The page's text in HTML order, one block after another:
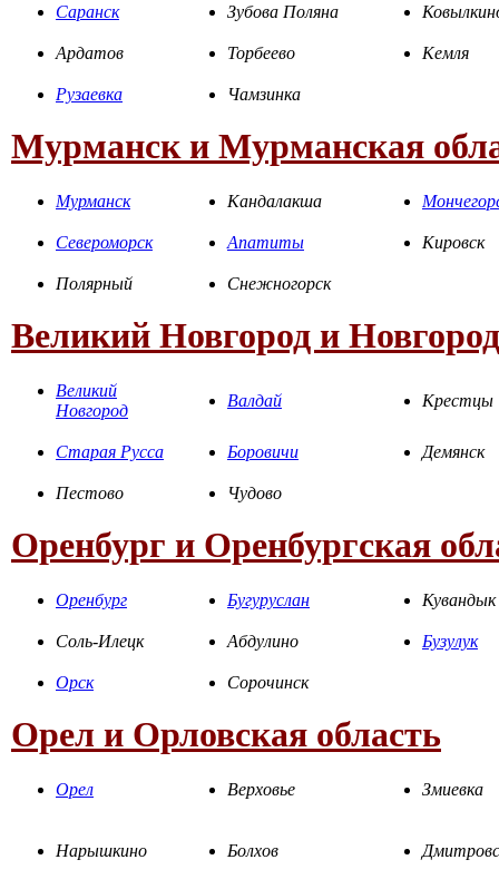
Саранск Зубова Поляна
Ардатов Торбеево Кемля
Рузаевка Чамзинка
Мурманск и Мурманская
Мурманск Кандалакша
Североморск Апатиты Кировск
Полярный Снежногорск
Великий Новгород и
Великий
Новгород
Валдай Крестцы
Старая Русса Боровичи Демянск
Пестово Чудово
Оренбург и Оренбургская
Оренбург Бугуруслан Кувандык
Соль-Илецк Абдулино Бузулук
Орск Сорочинск
Орел и Орловская область
Орел Верховье Змиевка
Нарышкино Болхов